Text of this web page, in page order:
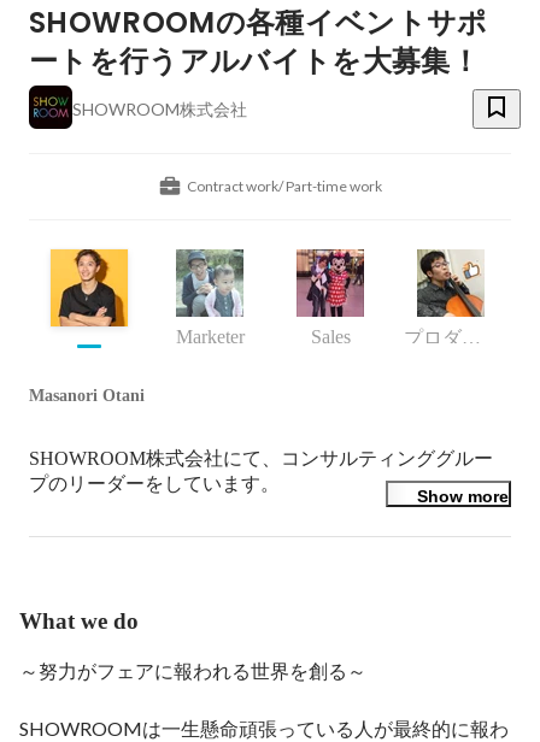
SHOWROOMの各種イベントサポ
ートを行うアルバイトを大募集！
SHOWROOM株式会社
Contract work/ Part-time work
Marketer Sales プロダクトマネジメント部 部長
Masanori Otani
SHOWROOM株式会社にて、コンサルティンググルー
プのリーダーをしています。
ィション）の獲得・企画運営
という業務を主におこなっております。
ッションに共感していただける方をお待ちしておりま
Show more
What we do
～努力がフェアに報われる世界を創る～
SHOWROOMは一生懸命頑張っている人が最終的に報わ